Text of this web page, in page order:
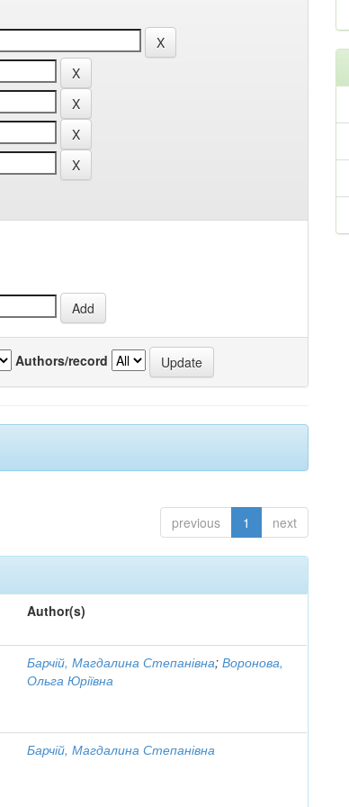
Authors/record
previous 1 next
Author(s)
Барчій, Магдалина Степанівна;Воронова,
Ольга Юріївна
Барчій, Магдалина Степанівна